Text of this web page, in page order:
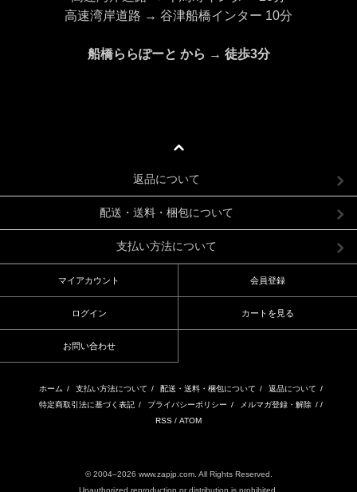
高速湾岸道路 → 谷津船橋インター 10分
船橋ららぽーと から → 徒歩3分
返品について
配送・送料・梱包について
支払い方法について
マイアカウント 会員登録
ログイン カートを見る
お問い合わせ
ホーム / 支払い方法について / 配送・送料・梱包について / 返品について /
特定商取引法に基づく表記 / プライバシーポリシー / メルマガ登録・解除 / /
RSS / ATOM
© 2004–2026 www.zapjp.com. All Rights Reserved.
Unauthorized reproduction or distribution is prohibited.